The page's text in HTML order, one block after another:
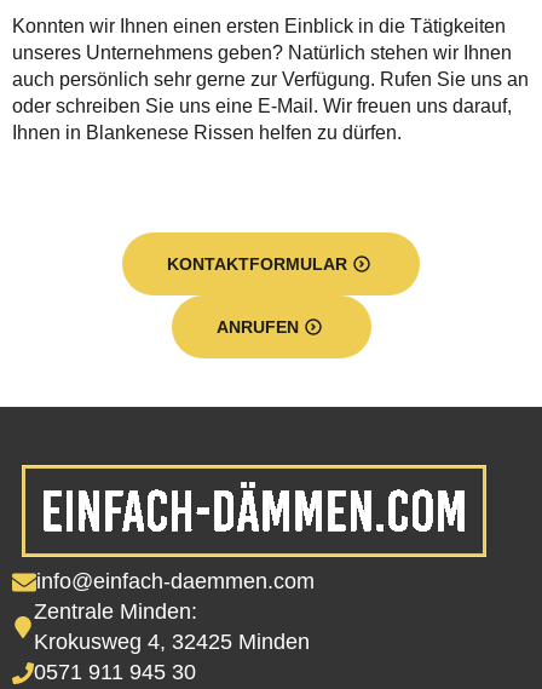
Konnten wir Ihnen einen ersten Einblick in die Tätigkeiten
unseres Unternehmens geben? Natürlich stehen wir Ihnen
auch persönlich sehr gerne zur Verfügung. Rufen Sie uns an
oder schreiben Sie uns eine E-Mail. Wir freuen uns darauf,
Ihnen in Blankenese Rissen helfen zu dürfen.
KONTAKTFORMULAR
ANRUFEN
info@einfach-daemmen.com
Zentrale Minden:
Krokusweg 4, 32425 Minden
0571 911 945 30